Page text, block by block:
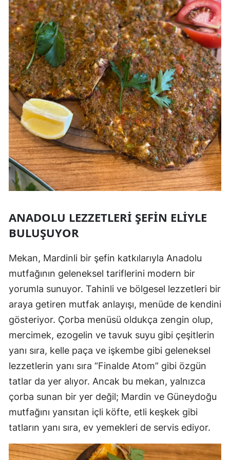
ANADOLU LEZZETLERI ŞEFIN ELIYLE
BULUŞUYOR
Mekan, Mardinli bir şefin katkılarıyla Anadolu
mutfağının geleneksel tariflerini modern bir
yorumla sunuyor. Tahinli ve bölgesel lezzetleri bir
araya getiren mutfak anlayışı, menüde de kendini
gösteriyor. Çorba menüsü oldukça zengin olup,
mercimek, ezogelin ve tavuk suyu gibi çeşitlerin
yanı sıra, kelle paça ve işkembe gibi geleneksel
lezzetlerin yanı sıra “Finalde Atom” gibi özgün
tatlar da yer alıyor. Ancak bu mekan, yalnızca
çorba sunan bir yer değil; Mardin ve Güneydoğu
mutfağını yansıtan içli köfte, etli keşkek gibi
tatların yanı sıra, ev yemekleri de servis ediyor.